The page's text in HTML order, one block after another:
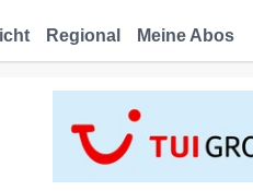
Regional Meine Abos